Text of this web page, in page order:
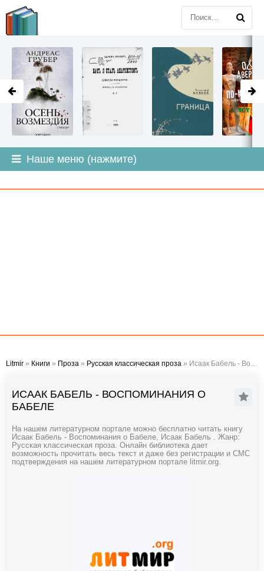
Наше меню (нажмите)
Litmir » Книги » Проза » Русская классическая проза » Исаак Бабель - Воспоминания о Бабеле
ИСААК БАБЕЛЬ - ВОСПОМИНАНИЯ О
БАБЕЛЕ
На нашем литературном портале можно бесплатно читать книгу
Исаак Бабель - Воспоминания о Бабеле, Исаак Бабель . Жанр:
Русская классическая проза. Онлайн библиотека дает
возможность прочитать весь текст и даже без регистрации и СМС
подтверждения на нашем литературном портале litmir.org.
LITMIR.ORG